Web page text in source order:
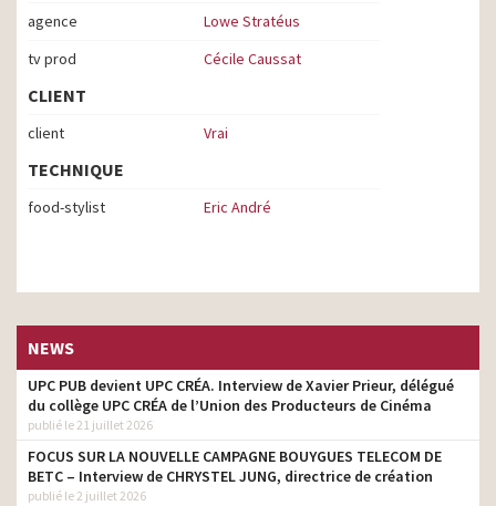
agence
Lowe Stratéus
tv prod
Cécile Caussat
CLIENT
client Vrai
TECHNIQUE
food-stylist Eric André
NEWS
UPC PUB devient UPC CRÉA. Interview de Xavier Prieur, délégué
du collège UPC CRÉA de l’Union des Producteurs de Cinéma
publié le 21 juillet 2026
FOCUS SUR LA NOUVELLE CAMPAGNE BOUYGUES TELECOM DE
BETC – Interview de CHRYSTEL JUNG, directrice de création
publié le 2 juillet 2026